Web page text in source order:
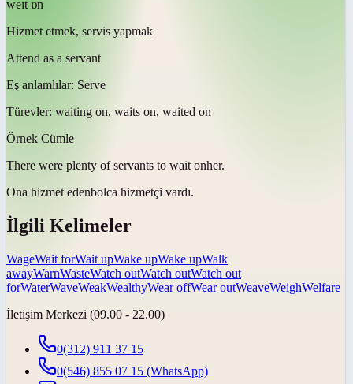
weɪt ɒn
Hizmet etmek, servis yapmak
Attend as a servant
Eş anlamlılar: Serve
Türevler: waiting on, waits on, waited on
Örnek Cümle
There were plenty of servants to wait onher.
Ona hizmet edenbolca hizmetçi vardı.
İlgili Kelimeler
WageWait forWait upWake upWake upWalk
awayWarnWasteWatch outWatch outWatch out
forWaterWaveWeakWealthyWear offWear outWeaveWeighWelfare
İletişim Merkezi (09.00 - 22.00)
0(312) 911 37 15
0(546) 855 07 15 (WhatsApp)